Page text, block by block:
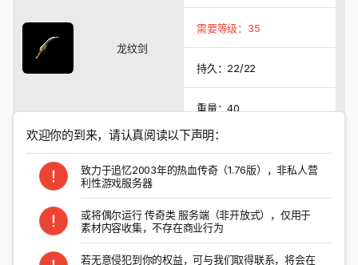
龙纹剑
需要等级：35
持久：22/22
重量：40
掉落怪物
以上结果对所有特殊爆率进行检索
欢迎你的到来，请认真阅读以下声明：
致力于追忆2003年的热血传奇（1.76版），非私人营
利性游戏服务器
或将偶尔运行 传奇类 服务端（非开放式），仅用于
素材内容收集，不存在商业行为
若无意侵犯到你的权益，可与我们取得联系，将会在